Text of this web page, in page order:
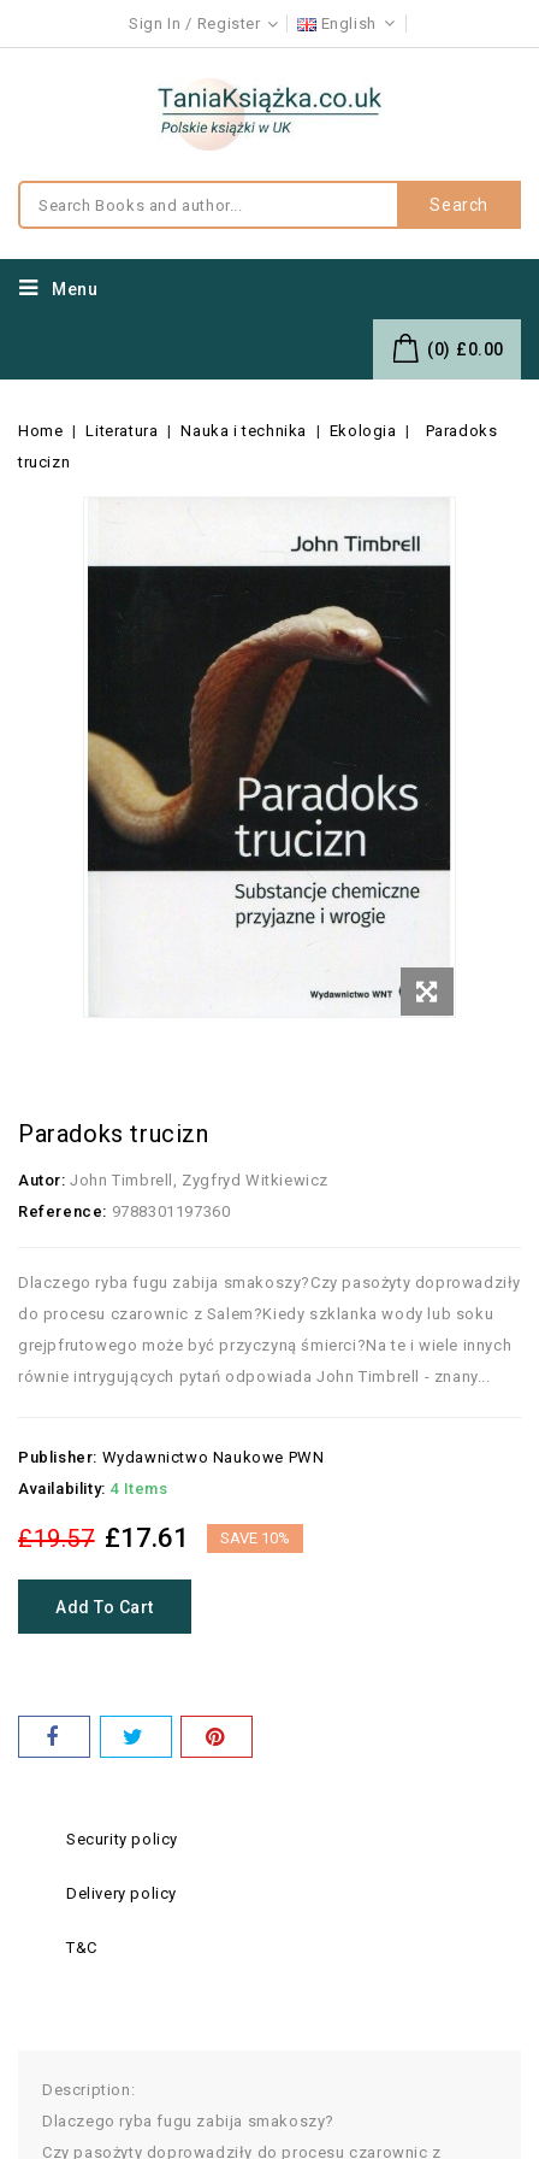
Sign In Register English
Search
Menu
(0) £0.00
Home Literatura Nauka i technika Ekologia
Paradoks
trucizn
Paradoks trucizn
Autor: John Timbrell, Zygfryd Witkiewicz
Reference: 9788301197360
Dlaczego ryba fugu zabija smakoszy?Czy pasożyty doprowadziły
do procesu czarownic z Salem?Kiedy szklanka wody lub soku
grejpfrutowego może być przyczyną śmierci?Na te i wiele innych
równie intrygujących pytań odpowiada John Timbrell - znany...
Publisher: Wydawnictwo Naukowe PWN
Availability: 4 Items
£19.57 £17.61 SAVE 10%
Add To Cart
Security policy
Delivery policy
T&C
Description:
Dlaczego ryba fugu zabija smakoszy?
Czy pasożyty doprowadziły do procesu czarownic z